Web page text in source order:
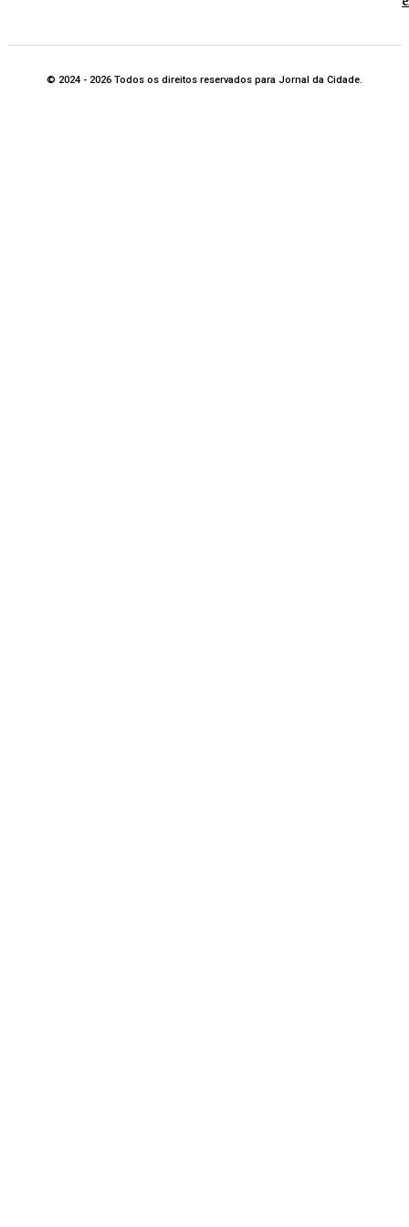
© 2024 - 2026 Todos os direitos reservados para Jornal da Cidade.